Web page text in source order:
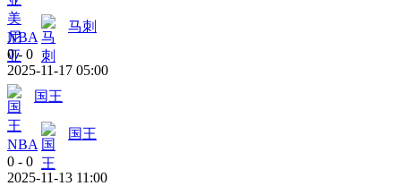
NBA
马刺
0 - 0
2025-11-17 05:00
国王
NBA
国王
0 - 0
2025-11-13 11:00